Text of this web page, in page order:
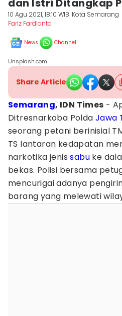
dan Istri Ditangkap
10 Agu 2021, 18:10 WIB Kota Semarang
Fariz Fardianto
News Channel
Unsplash.com
Share Article
Semarang, IDN Times -
Ditresnarkoba Polda Jawa
seorang petani berinisial
TS lantaran kedapatan
narkotika jenissabu ke
bekas. Polisi bersama
mencurigai adanya
barang yang melewati